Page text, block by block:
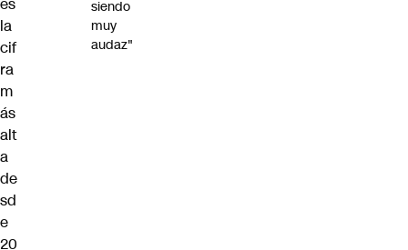
la
cif
ra
m
ás
alt
a
de
sd
e
20
siendo
muy
audaz"